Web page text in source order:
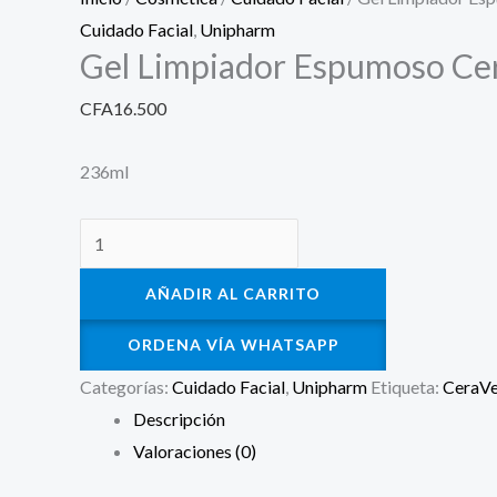
Cuidado Facial, Unipharm
Gel Limpiador Espumoso
CFA16.500
236ml
AÑADIR AL CARRITO
ORDENA VÍA WHATSAPP
Categorías: Cuidado Facial, Unipharm Etiqueta:
Descripción
Valoraciones (0)